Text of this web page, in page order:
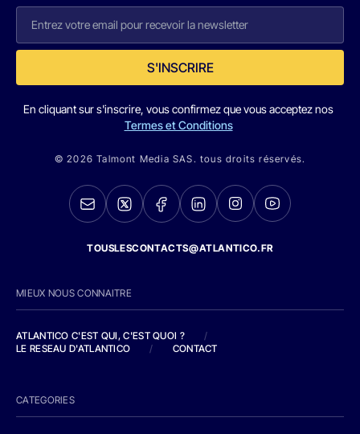
S'INSCRIRE
En cliquant sur s'inscrire, vous confirmez que vous acceptez nos
Termes et Conditions
© 2026 Talmont Media SAS. tous droits réservés.
TOUSLESCONTACTS@ATLANTICO.FR
MIEUX NOUS CONNAITRE
ATLANTICO C'EST QUI, C'EST QUOI ?
/
LE RESEAU D'ATLANTICO
/ CONTACT
CATEGORIES